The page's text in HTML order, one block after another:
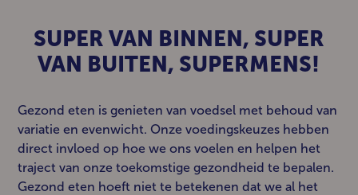
SUPER VAN BINNEN, SUPER
VAN BUITEN, SUPERMENS!
Gezond eten is genieten van voedsel met behoud van
variatie en evenwicht. Onze voedingskeuzes hebben
direct invloed op hoe we ons voelen en helpen het
traject van onze toekomstige gezondheid te bepalen.
Gezond eten hoeft niet te betekenen dat we al het